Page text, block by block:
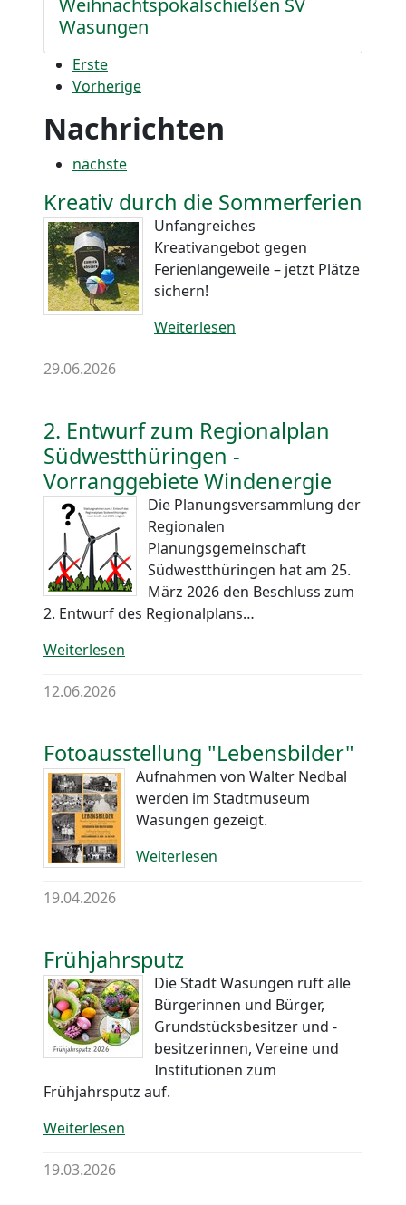
Wasungen
Erste
Vorherige
Nachrichten
nächste
Kreativ durch die Sommerferien
Unfangreiches
Kreativangebot gegen
Ferienlangeweile – jetzt Plätze
sichern!
Weiterlesen
29.06.2026
2. Entwurf zum Regionalplan
Südwestthüringen -
Vorranggebiete Windenergie
Die Planungsversammlung der
Regionalen
Planungsgemeinschaft
Südwestthüringen hat am 25.
März 2026 den Beschluss zum
2. Entwurf des Regionalplans…
Weiterlesen
12.06.2026
Fotoausstellung "Lebensbilder"
Aufnahmen von Walter Nedbal
werden im Stadtmuseum
Wasungen gezeigt.
Weiterlesen
19.04.2026
Frühjahrsputz
Die Stadt Wasungen ruft alle
Bürgerinnen und Bürger,
Grundstücksbesitzer und -
besitzerinnen, Vereine und
Institutionen zum
Frühjahrsputz auf.
Weiterlesen
19.03.2026